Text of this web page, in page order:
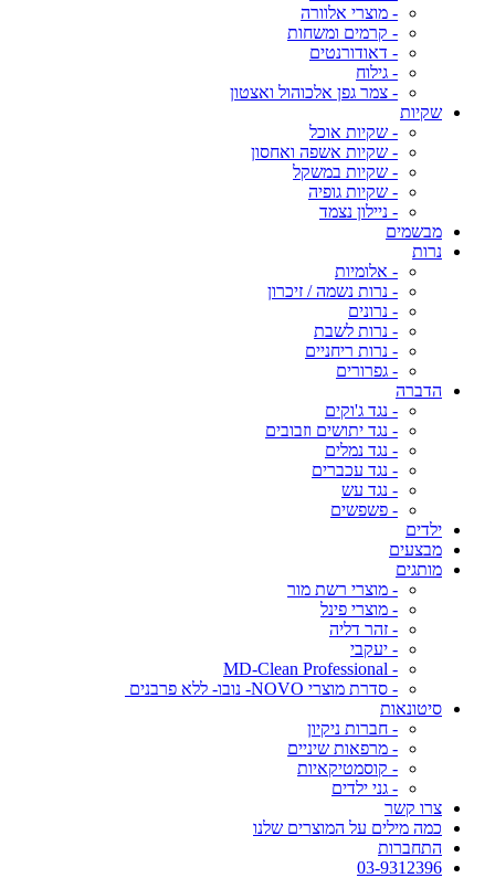
- מוצרי אלוורה
- קרמים ומשחות
- דאודורנטים
- גילוח
- צמר גפן אלכוהול ואצטון
שקיות
- שקיות אוכל
- שקיות אשפה ואחסון
- שקיות במשקל
- שקיות גופיה
- ניילון נצמד
מבשמים
נרות
- אלומיות
- נרות נשמה / זיכרון
- נרונים
- נרות לשבת
- נרות ריחניים
- גפרורים
הדברה
- נגד ג'וקים
- נגד יתושים וזבובים
- נגד נמלים
- נגד עכברים
- נגד עש
- פשפשים
ילדים
מבצעים
מותגים
- מוצרי רשת מור
- מוצרי פינל
- זהר דליה
- יעקבי
- MD-Clean Professional
- סדרת מוצרי NOVO- נובו- ללא פרבנים
סיטונאות
- חברות ניקיון
- מרפאות שיניים
- קוסמטיקאיות
- גני ילדים
צרו קשר
כמה מילים על המוצרים שלנו
התחברות
03-9312396